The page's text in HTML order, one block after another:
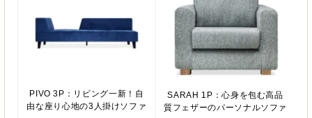
PIVO 3P：リビング一新！自
由な座り心地の3人掛けソファ
SARAH 1P：心身を包む高品
質フェザーのパーソナルソファ